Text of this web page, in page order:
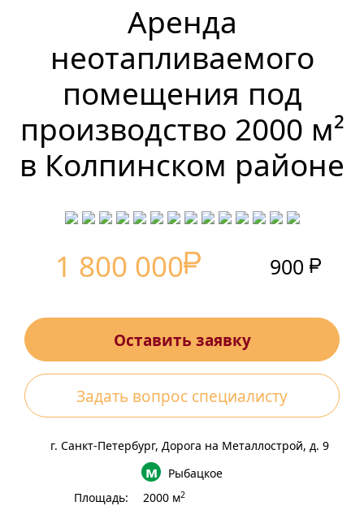
Аренда
неотапливаемого
помещения под
производство 2000 м²
в Колпинском районе
1 800 000 900
Оставить заявку
Задать вопрос специалисту
г. Санкт-Петербург, Дорога на Металлострой, д. 9
Рыбацкое
Площадь:
2000 м2